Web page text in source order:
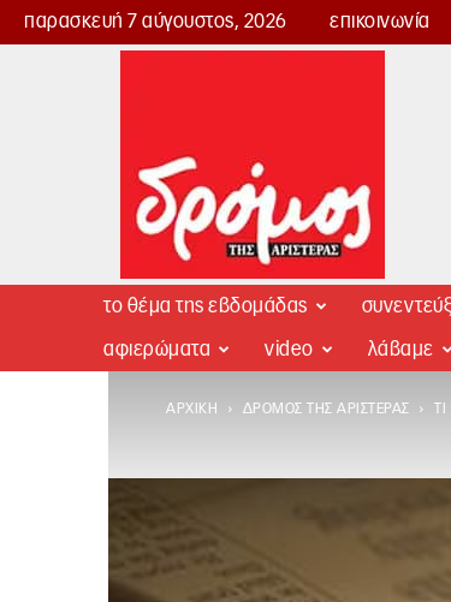
παρασκευή 7 αύγουστος, 2026 επικοινωνία
Δρόμος
το θέμα της εβδομάδας
αφιερώματα video λάβαμε
ΑΡΧΙΚΉ ΔΡΌΜΟΣ ΤΗΣ ΑΡΙΣΤΕΡΆΣ